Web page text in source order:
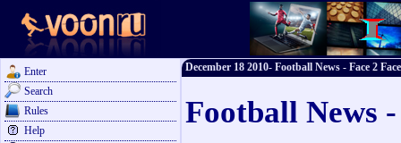
Enter
Search
Rules
Help
December 18 2010- Football News - Face 2
Football News